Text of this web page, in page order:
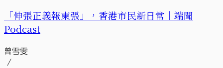
「伸張正義報東張」，香港市民新日常｜端聞
Podcast
曾雪雯